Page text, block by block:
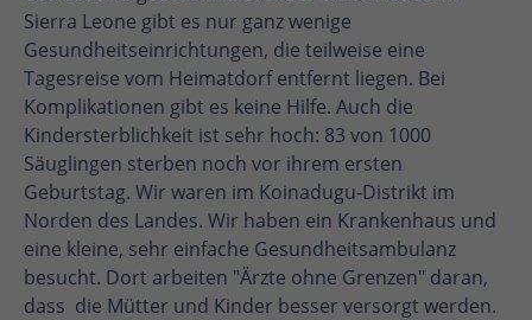
Sierra Leone gibt es nur ganz wenige
Gesundheitseinrichtungen, die teilweise eine
Tagesreise vom Heimatdorf entfernt liegen. Bei
Komplikationen gibt es keine Hilfe. Auch die
Kindersterblichkeit ist sehr hoch: 83 von 1000
Säuglingen sterben noch vor ihrem ersten
Geburtstag. Wir waren im Koinadugu-Distrikt im
Norden des Landes. Wir haben ein Krankenhaus und
eine kleine, sehr einfache Gesundheitsambulanz
besucht. Dort arbeiten "Ärzte ohne Grenzen" daran,
dass die Mütter und Kinder besser versorgt werden.